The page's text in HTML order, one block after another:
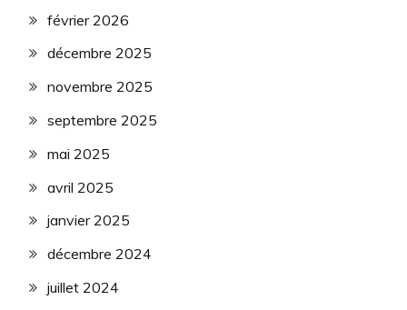
février 2026
décembre 2025
novembre 2025
septembre 2025
mai 2025
avril 2025
janvier 2025
décembre 2024
juillet 2024